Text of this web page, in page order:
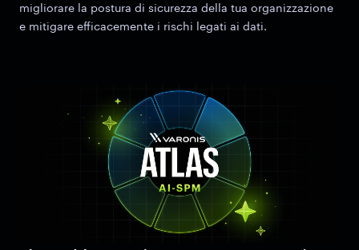
migliorare la postura di sicurezza della tua organizzazione
e mitigare efficacemente i rischi legati ai dati.